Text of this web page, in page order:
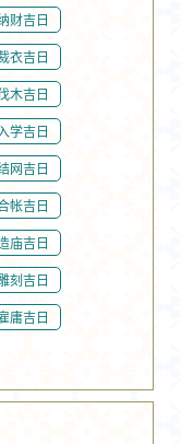
财吉日
衣吉日
木吉日
入学吉日
网吉日
帐吉日
庙吉日
刻吉日
庸吉日